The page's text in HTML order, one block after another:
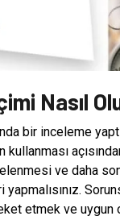
Nasıl
bir inceleme
kullanması
ve daha
etmek ve